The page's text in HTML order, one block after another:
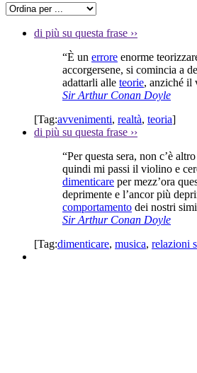
di più su questa frase ››
“È un errore enorme
accorgersene, si comincia a
adattarli alle teorie, anziché il
Sir Arthur Conan Doyle
[Tag:avvenimenti, realtà, teoria]
di più su questa frase ››
“Per questa sera, non c’è
quindi mi passi il violino e
dimenticare per mezz’ora
deprimente e l’ancor più
comportamento dei nostri
Sir Arthur Conan Doyle
[Tag:dimenticare, musica, relazioni